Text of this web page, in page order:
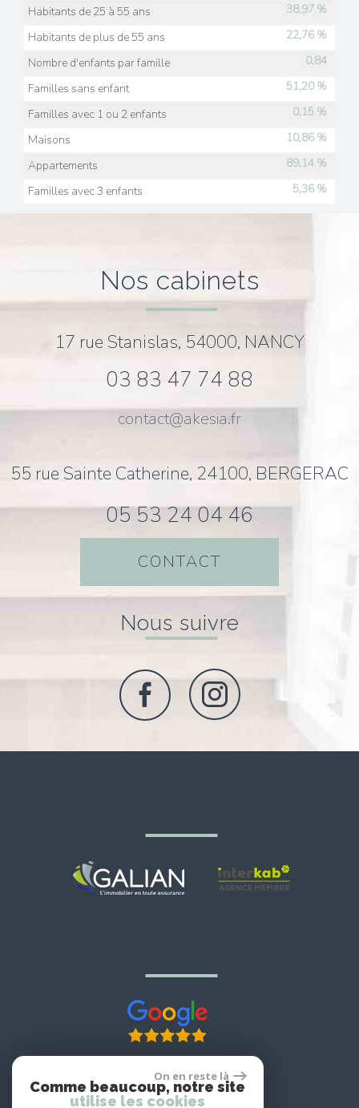
Habitants de 25 à 55 ans
38,97 %
Habitants de plus de 55 ans
22,76 %
Nombre d'enfants par famille
0,84
Familles sans enfant
51,20 %
Familles avec 1 ou 2 enfants
0,15 %
Maisons
10,86 %
Appartements
89,14 %
Familles avec 3 enfants
5,36 %
nos cabinets
17 rue Stanislas, 54000, NANCY
03 83 47 74 88
contact@akesia.fr
55 rue Sainte Catherine, 24100, BERGERAC
05 53 24 04 46
CONTACT
nous suivre
On en reste là
Comme beaucoup, notre site
utilise les cookies